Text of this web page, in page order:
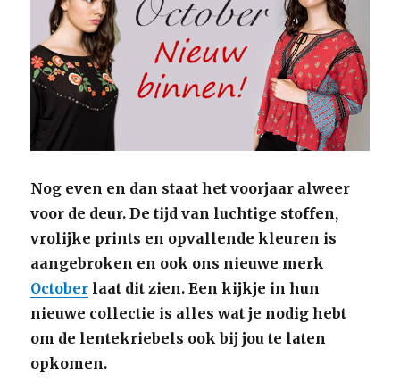
Nog even en dan staat het voorjaar alweer
voor de deur. De tijd van luchtige stoffen,
vrolijke prints en opvallende kleuren is
aangebroken en ook ons nieuwe merk
October laat dit zien. Een kijkje in hun
nieuwe collectie is alles wat je nodig hebt
om de lentekriebels ook bij jou te laten
opkomen.